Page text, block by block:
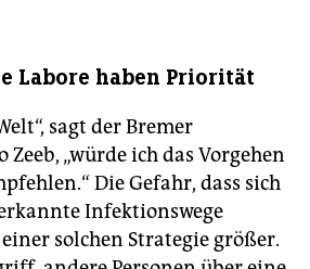
Labore haben Priorität
sagt der Bremer
„würde ich das Vorgehen
Die Gefahr, dass sich
Infektionswege
solchen Strategie größer.